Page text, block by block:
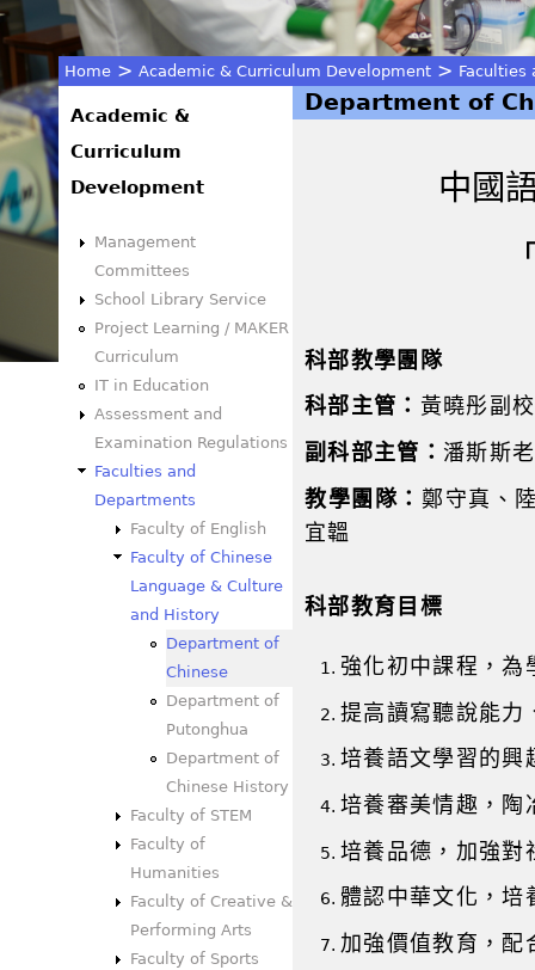
You
here
Home > Academic & Curriculum Development > Faculties
Department of
中國
科部教學團隊
科部主管： 黃曉彤副
副科部主管： 潘斯斯
教學團隊： 鄭守真、
宜韞
科部教育目標
強化初中課程，為
提高讀寫聽說能力
培養語文學習的興
培養審美情趣，陶
培養品德，加強對
體認中華文化，培
加強價值教育，配
Academic &
Curriculum
Development
Management
Committees
School Library Service
Project Learning / MAKER
Curriculum
IT in Education
Assessment and
Examination Regulations
Faculties and
Departments
Faculty of English
Faculty of Chinese
Language & Culture
and History
Department of
Chinese
Department of
Putonghua
Department of
Chinese History
Faculty of STEM
Faculty of
Humanities
Faculty of Creative &
Performing Arts
Faculty of Sports